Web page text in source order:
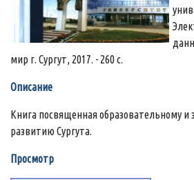
мир г. Сургут, 2017. - 260 с.
Описание
Книга посвященная образовательному и
развитию Сургута.
Просмотр